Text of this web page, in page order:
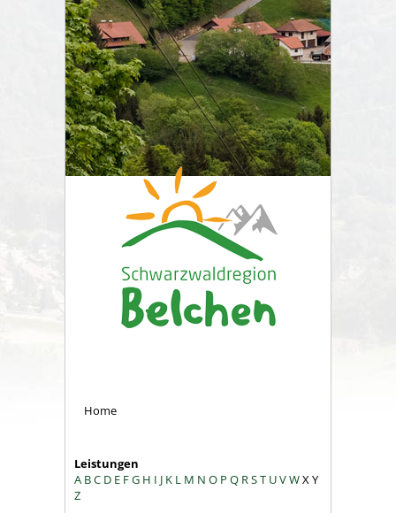
Home
Leistungen
A BC D E FG H I J K L M N O P Q RST UVWXY
Z